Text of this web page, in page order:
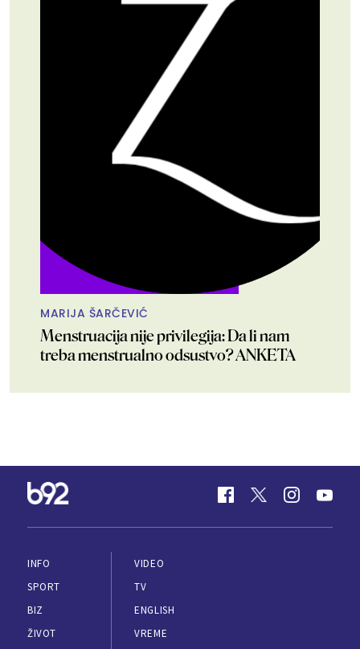
MARIJA ŠARČEVIĆ
Menstruacija nije privilegija: Da li nam
treba menstrualno odsustvo? ANKETA
INFO
SPORT
BIZ
ŽIVOT
VIDEO
TV
ENGLISH
VREME